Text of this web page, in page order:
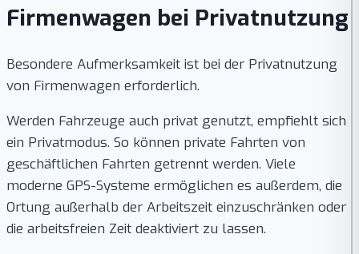
Firmenwagen bei Privatnutzung
Besondere Aufmerksamkeit ist bei der Privatnutzung
von Firmenwagen erforderlich.
Werden Fahrzeuge auch privat genutzt, empfiehlt sich
ein Privatmodus. So können private Fahrten von
geschäftlichen Fahrten getrennt werden. Viele
moderne GPS-Systeme ermöglichen es außerdem, die
Ortung außerhalb der Arbeitszeit einzuschränken oder
die arbeitsfreien Zeit deaktiviert zu lassen.